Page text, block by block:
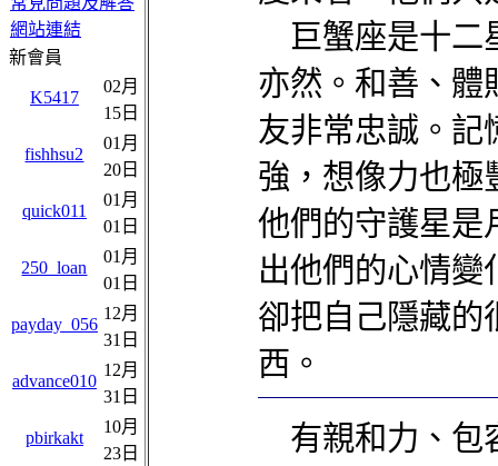
網站連結
新會員
K5417
02月
15日
fishhsu2
01月
20日
quick011
01月
01日
250_loan
01月
01日
payday_056
12月
31日
advance010
12月
31日
pbirkakt
10月
23日
巨蟹座是十二
亦然。和善、體
友非常忠誠。記
強，想像力也極
他們的守護星是
出他們的心情變
卻把自己隱藏的
西。
有親和力、包